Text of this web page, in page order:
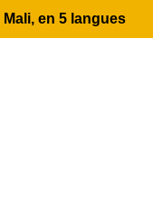
en 5 langues